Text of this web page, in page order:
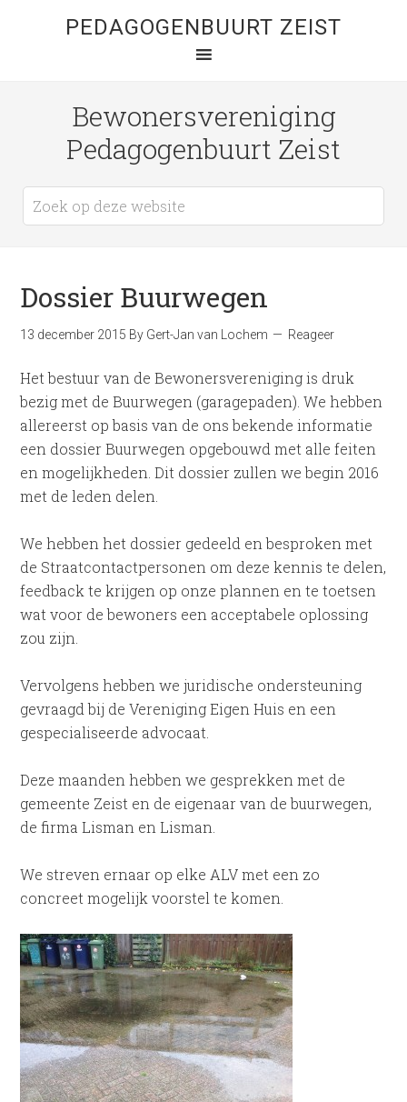
PEDAGOGENBUURT ZEIST
Bewonersvereniging
Pedagogenbuurt Zeist
Dossier Buurwegen
13 december 2015 By Gert-Jan van Lochem Reageer
Het bestuur van de Bewonersvereniging is druk
bezig met de Buurwegen (garagepaden). We hebben
allereerst op basis van de ons bekende informatie
een dossier Buurwegen opgebouwd met alle feiten
en mogelijkheden. Dit dossier zullen we begin 2016
met de leden delen.
We hebben het dossier gedeeld en besproken met
de Straatcontactpersonen om deze kennis te delen,
feedback te krijgen op onze plannen en te toetsen
wat voor de bewoners een acceptabele oplossing
zou zijn.
Vervolgens hebben we juridische ondersteuning
gevraagd bij de Vereniging Eigen Huis en een
gespecialiseerde advocaat.
Deze maanden hebben we gesprekken met de
gemeente Zeist en de eigenaar van de buurwegen,
de firma Lisman en Lisman.
We streven ernaar op elke ALV met een zo
concreet mogelijk voorstel te komen.